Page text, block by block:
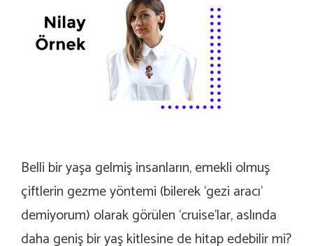
Belli bir yaşa gelmiş insanların, emekli olmuş
çiftlerin gezme yöntemi (bilerek ‘gezi aracı’
demiyorum) olarak görülen ‘cruise’lar, aslında
daha geniş bir yaş kitlesine de hitap edebilir mi?